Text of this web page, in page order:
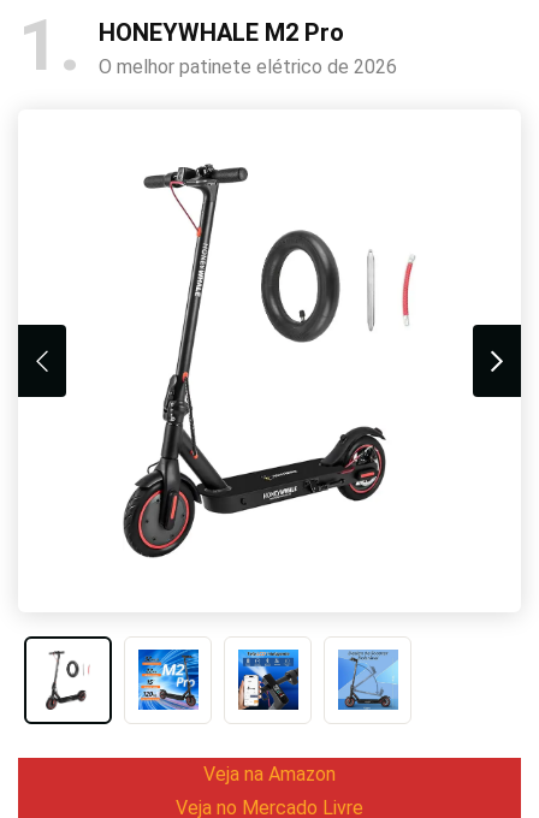
1 HONEYWHALE M2 Pro
O melhor patinete elétrico de 2026
Veja na Amazon
Veja no Mercado Livre